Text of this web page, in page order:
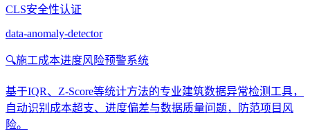
CLS安全性认证
data-anomaly-detector
🔍施工成本进度风险预警系统
基于IQR、Z-Score等统计方法的专业建筑数据异常检测工具，
自动识别成本超支、进度偏差与数据质量问题，防范项目风
险。